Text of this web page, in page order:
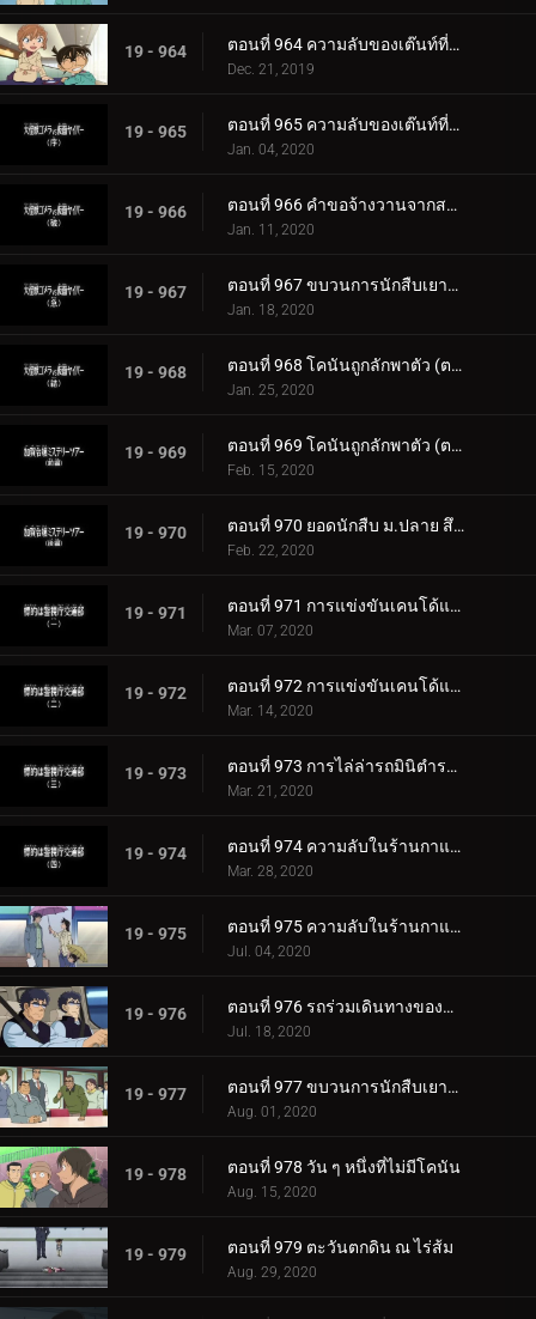
19 - 964 ตอนที่ 964 ความลับของเต๊นท์ที่ถูกเผาไหม้ (ตอนแรก)
Dec. 21, 2019
19 - 965 ตอนที่ 965 ความลับของเต๊นท์ที่ถูกเผาไหม้ (ตอนจบ)
Jan. 04, 2020
19 - 966 ตอนที่ 966 คำขอจ้างวานจากสารวัตรเมงุเระ
Jan. 11, 2020
19 - 967 ตอนที่ 967 ขบวนการนักสืบเยาวชนเป็นแบบวาดรูป
Jan. 18, 2020
19 - 968 ตอนที่ 968 โคนันถูกลักพาตัว (ตอนแรก)
Jan. 25, 2020
19 - 969 ตอนที่ 969 โคนันถูกลักพาตัว (ตอนจบ)
Feb. 15, 2020
19 - 970 ตอนที่ 970 ยอดนักสืบ ม.ปลาย สึซึกิ โซโนโกะ
Feb. 22, 2020
19 - 971 ตอนที่ 971 การแข่งขันเคนโด้แห่งความรักและปริศนา (ตอนแรก)
Mar. 07, 2020
19 - 972 ตอนที่ 972 การแข่งขันเคนโด้แห่งความรักและปริศนา (ตอนจบ)
Mar. 14, 2020
19 - 973 ตอนที่ 973 การไล่ล่ารถมินิตำรวจลาดตะเวน
Mar. 21, 2020
19 - 974 ตอนที่ 974 ความลับในร้านกาแฟของสาวมัธยมทรีโอ (ตอนแรก)
Mar. 28, 2020
19 - 975 ตอนที่ 975 ความลับในร้านกาแฟของสาวมัธยมทรีโอ (ตอนจบ)
Jul. 04, 2020
19 - 976 ตอนที่ 976 รถร่วมเดินทางของฆาตกร
Jul. 18, 2020
19 - 977 ตอนที่ 977 ขบวนการนักสืบเยาวชนหายตัวไป
Aug. 01, 2020
19 - 978 ตอนที่ 978 วัน ๆ หนึ่งที่ไม่มีโคนัน
Aug. 15, 2020
19 - 979 ตอนที่ 979 ตะวันตกดิน ณ ไร่ส้ม
Aug. 29, 2020